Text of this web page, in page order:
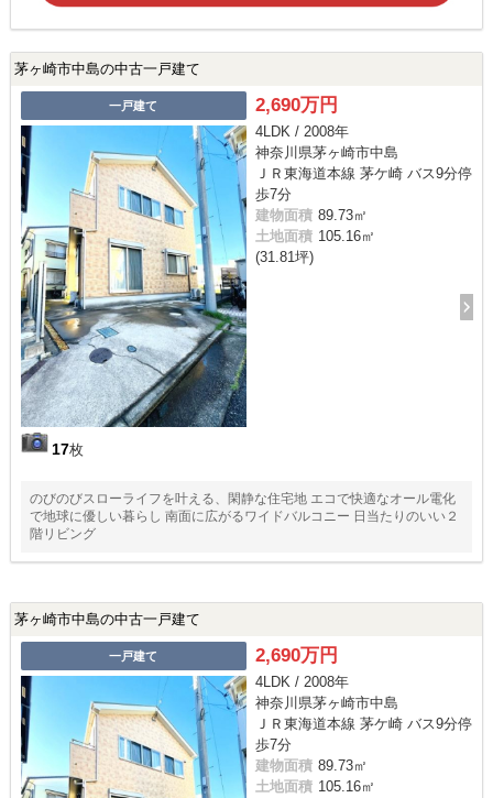
茅ヶ崎市中島の中古一戸建て
一戸建て
17枚
2,690万円
4LDK / 2008年
神奈川県茅ヶ崎市中島
ＪＲ東海道本線 茅ケ崎 バス9分停
歩7分
建物面積 89.73㎡
土地面積 105.16㎡
(31.81坪)
のびのびスローライフを叶える、閑静な住宅地 エコで快適なオール電化
で地球に優しい暮らし 南面に広がるワイドバルコニー 日当たりのいい２
階リビング
茅ヶ崎市中島の中古一戸建て
一戸建て 2,690万円
4LDK / 2008年
神奈川県茅ヶ崎市中島
ＪＲ東海道本線 茅ケ崎 バス9分停
歩7分
建物面積 89.73㎡
土地面積 105.16㎡